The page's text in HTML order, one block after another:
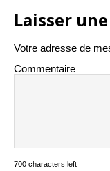
Laisser
Votre adresse de
Commentaire
700 characters left